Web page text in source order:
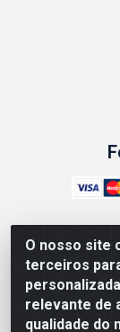
O nosso site
terceiros
relevante de
qualidade do
Penha